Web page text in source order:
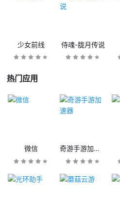
少女前线 侍魂-胧月传说
热门应用
微信 奇游手游加速器